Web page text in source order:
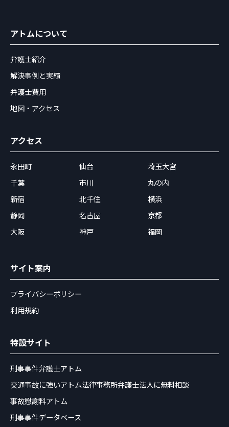
アトムについて
弁護士紹介
解決事例と実績
弁護士費用
地図・アクセス
アクセス
永田町 仙台
埼玉大宮
千葉
市川
丸の内
新宿
北千住
横浜
静岡
名古屋
京都
大阪
神戸 福岡
サイト案内
プライバシーポリシー
利用規約
特設サイト
刑事事件弁護士アトム
交通事故に強いアトム法律事務所弁護士法人に無料相談
事故慰謝料アトム
刑事事件データベース